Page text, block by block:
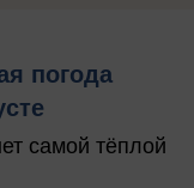
погода
самой тёплой